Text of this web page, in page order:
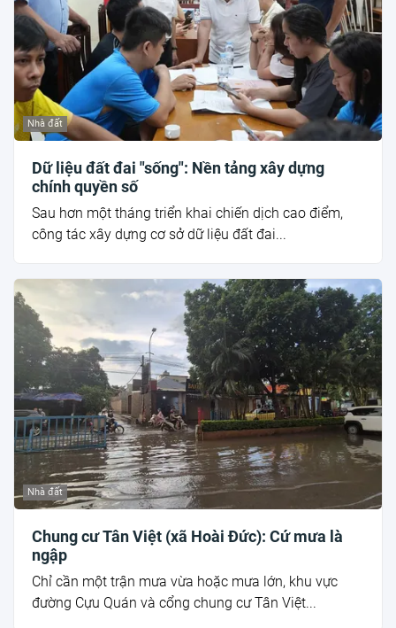
Nhà đất
Dữ liệu đất đai "sống": Nền tảng xây dựng
chính quyền số
Sau hơn một tháng triển khai chiến dịch cao điểm,
công tác xây dựng cơ sở dữ liệu đất đai...
Nhà đất
Chung cư Tân Việt (xã Hoài Đức): Cứ mưa là
ngập
Chỉ cần một trận mưa vừa hoặc mưa lớn, khu vực
đường Cựu Quán và cổng chung cư Tân Việt...